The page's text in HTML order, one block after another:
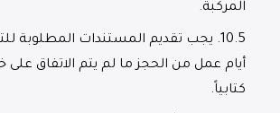
المركبة.
10.5.
أيام عمل من الحجز ما لم يتم الاتفاق على
كتابياً.